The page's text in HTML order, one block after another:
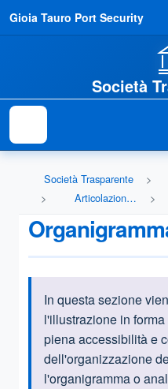
Gioia Tauro Port Security
Società
Società Trasparente
Articolazione degli uffici
Informazioni
In questa sezione
l'illustrazione in
piena accessibilità e
dell'organizzazione
l'organigramma o